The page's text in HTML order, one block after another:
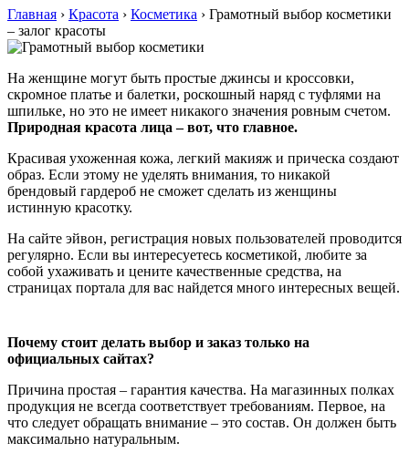
Главная › Красота › Косметика › Грамотный выбор косметики
– залог красоты
На женщине могут быть простые джинсы и кроссовки,
скромное платье и балетки, роскошный наряд с туфлями на
шпильке, но это не имеет никакого значения ровным счетом.
Природная красота лица – вот, что главное.
Красивая ухоженная кожа, легкий макияж и прическа создают
образ. Если этому не уделять внимания, то никакой
брендовый гардероб не сможет сделать из женщины
истинную красотку.
На сайте эйвон, регистрация новых пользователей проводится
регулярно. Если вы интересуетесь косметикой, любите за
собой ухаживать и цените качественные средства, на
страницах портала для вас найдется много интересных вещей.
Почему стоит делать выбор и заказ только на
официальных сайтах?
Причина простая – гарантия качества. На магазинных полках
продукция не всегда соответствует требованиям. Первое, на
что следует обращать внимание – это состав. Он должен быть
максимально натуральным.